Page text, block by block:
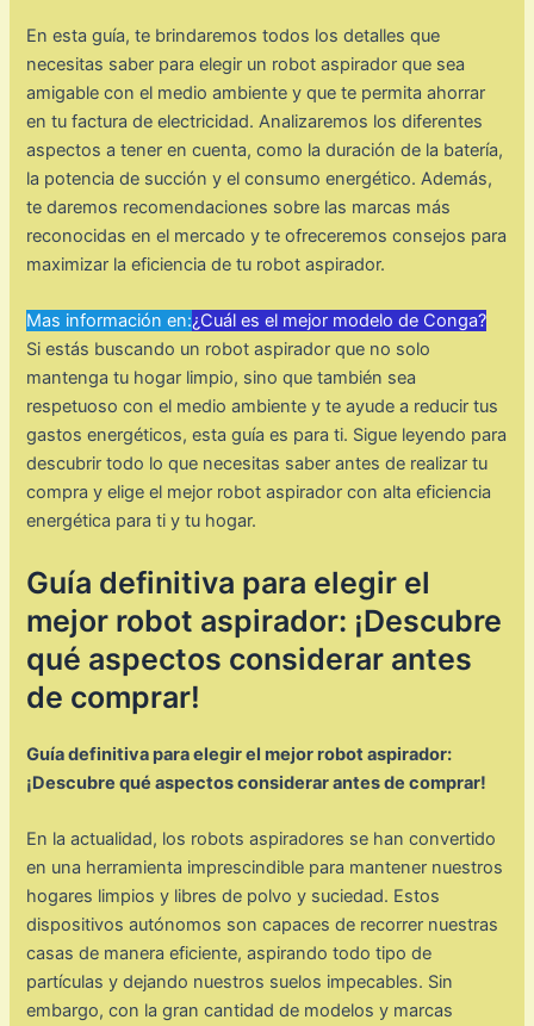
En esta guía, te brindaremos todos los detalles que
necesitas saber para elegir un robot aspirador que sea
amigable con el medio ambiente y que te permita ahorrar
en tu factura de electricidad. Analizaremos los diferentes
aspectos a tener en cuenta, como la duración de la batería,
la potencia de succión y el consumo energético. Además,
te daremos recomendaciones sobre las marcas más
reconocidas en el mercado y te ofreceremos consejos para
maximizar la eficiencia de tu robot aspirador.
Mas información en:¿Cuál es el mejor modelo de Conga?
Si estás buscando un robot aspirador que no solo
mantenga tu hogar limpio, sino que también sea
respetuoso con el medio ambiente y te ayude a reducir tus
gastos energéticos, esta guía es para ti. Sigue leyendo para
descubrir todo lo que necesitas saber antes de realizar tu
compra y elige el mejor robot aspirador con alta eficiencia
energética para ti y tu hogar.
Guía definitiva para elegir el
mejor robot aspirador: ¡Descubre
qué aspectos considerar antes
de comprar!
Guía definitiva para elegir el mejor robot aspirador:
¡Descubre qué aspectos considerar antes de comprar!
En la actualidad, los robots aspiradores se han convertido
en una herramienta imprescindible para mantener nuestros
hogares limpios y libres de polvo y suciedad. Estos
dispositivos autónomos son capaces de recorrer nuestras
casas de manera eficiente, aspirando todo tipo de
partículas y dejando nuestros suelos impecables. Sin
embargo, con la gran cantidad de modelos y marcas